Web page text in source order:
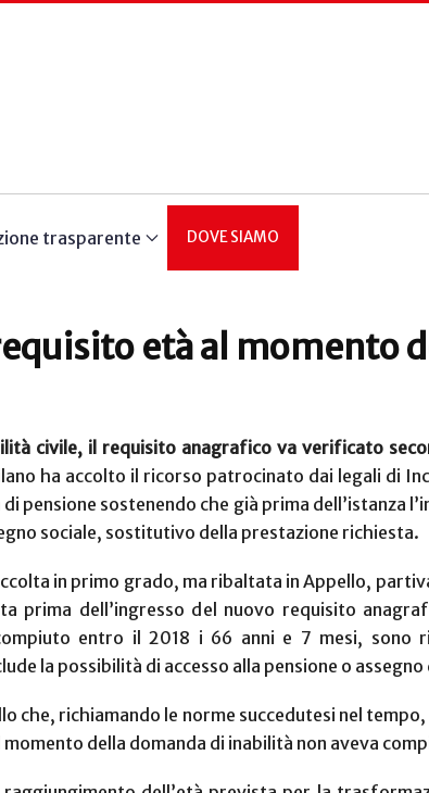
trasparente DOVE SIAMO
età al momento
civile, il requisito anagrafico va verificato
ha accolto il ricorso patrocinato dai legali di
pensione sostenendo che già prima dell’istanza
sociale, sostitutivo della prestazione richiesta.
in primo grado, ma ribaltata in Appello,
prima dell’ingresso del nuovo requisito
entro il 2018 i 66 anni e 7 mesi, sono
la possibilità di accesso alla pensione o
che, richiamando le norme succedutesi nel
della domanda di inabilità non aveva